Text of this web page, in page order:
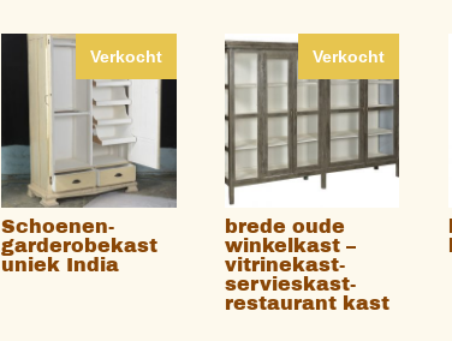
Verkocht
Schoenen-
garderobekast
uniek India
Verkocht
brede oude
winkelkast –
vitrinekast-
servieskast-
restaurant kast